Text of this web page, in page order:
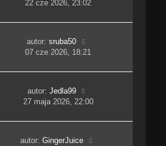
22 cze 2026, 23:02
autor:sruba50
07 cze 2026, 18:21
autor: Jedla99
27 maja 2026, 22:00
autor: GingerJuice